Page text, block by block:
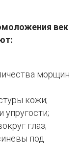
век
морщин
кожи;
глаз;
под